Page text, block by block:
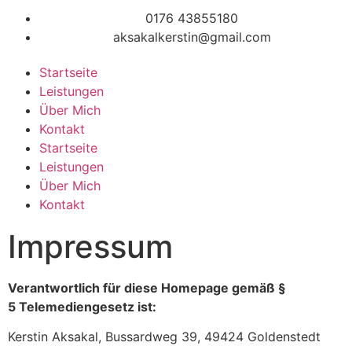
0176 43855180
aksakalkerstin@gmail.com
Startseite
Leistungen
Über Mich
Kontakt
Startseite
Leistungen
Über Mich
Kontakt
Impressum
Verantwortlich für diese Homepage gemäß §
5 Telemediengesetz ist:
Kerstin Aksakal, Bussardweg 39, 49424 Goldenstedt